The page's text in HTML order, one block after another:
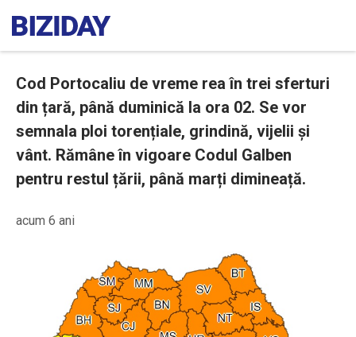
Cod Portocaliu de vreme rea în trei sferturi
din țară, până duminică la ora 02. Se vor
semnala ploi torențiale, grindină, vijelii și
vânt. Rămâne în vigoare Codul Galben
pentru restul țării, până marți dimineață.
acum 6 ani